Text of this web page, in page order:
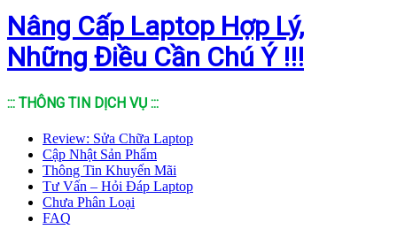
Nâng Cấp Laptop Hợp Lý,
Những Điều Cần Chú Ý !!!
::: THÔNG TIN DỊCH VỤ :::
Review: Sửa Chữa Laptop
Cập Nhật Sản Phẩm
Thông Tin Khuyến Mãi
Tư Vấn – Hỏi Đáp Laptop
Chưa Phân Loại
FAQ